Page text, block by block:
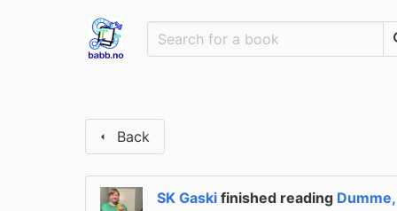
Back
SK Gaski finished reading